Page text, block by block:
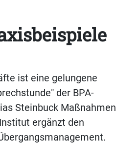
ist eine gelungene
der BPA-
Steinbuck Maßnahmen
ergänzt den